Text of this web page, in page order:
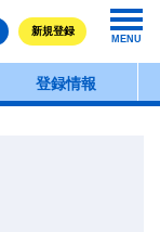
新規登録
MENU
登録情報